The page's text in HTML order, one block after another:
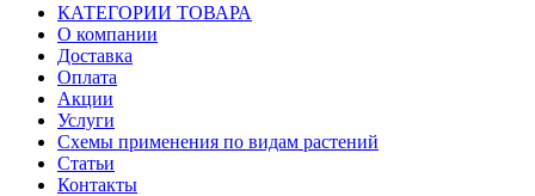
КАТЕГОРИИ ТОВАРА
О компании
Доставка
Оплата
Акции
Услуги
Схемы применения по видам растений
Статьи
Контакты